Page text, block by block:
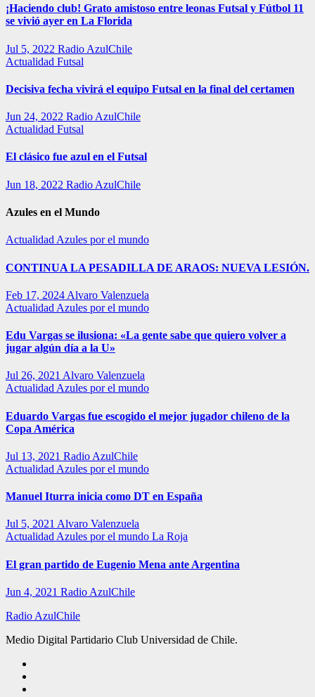
¡Haciendo club! Grato amistoso entre leonas Futsal y Fútbol 11
se vivió ayer en La Florida
Jul 5, 2022 Radio AzulChile
Actualidad Futsal
Decisiva fecha vivirá el equipo Futsal en la final del certamen
Jun 24, 2022 Radio AzulChile
Actualidad Futsal
El clásico fue azul en el Futsal
Jun 18, 2022 Radio AzulChile
Azules en el Mundo
Actualidad Azules por el mundo
CONTINUA LA PESADILLA DE ARAOS: NUEVA LESIÓN.
Feb 17, 2024 Alvaro Valenzuela
Actualidad Azules por el mundo
Edu Vargas se ilusiona: «La gente sabe que quiero volver a
jugar algún día a la U»
Jul 26, 2021 Alvaro Valenzuela
Actualidad Azules por el mundo
Eduardo Vargas fue escogido el mejor jugador chileno de la
Copa América
Jul 13, 2021 Radio AzulChile
Actualidad Azules por el mundo
Manuel Iturra inicia como DT en España
Jul 5, 2021 Alvaro Valenzuela
Actualidad Azules por el mundo La Roja
El gran partido de Eugenio Mena ante Argentina
Jun 4, 2021 Radio AzulChile
Radio AzulChile
Medio Digital Partidario Club Universidad de Chile.